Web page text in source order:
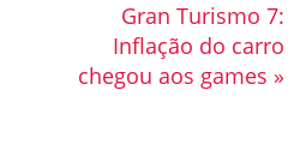
Gran Turismo 7:
Inflação do carro
chegou aos games »